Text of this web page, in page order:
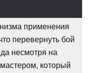
применения
перевернуть бой
несмотря на
который